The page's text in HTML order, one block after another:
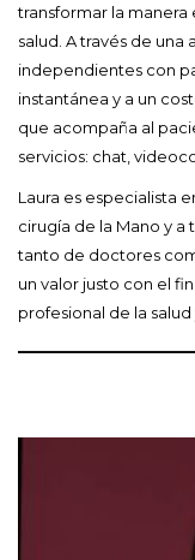
transformar la manera
salud. A través de
independientes con
instantánea y a un
que acompaña al
servicios: chat,
Laura es especialista
cirugía de la Mano y a
tanto de doctores
un valor justo con el
profesional de la